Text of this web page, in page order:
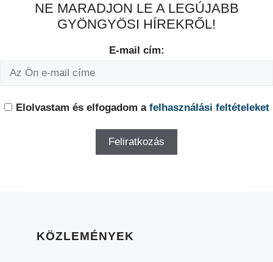
NE MARADJON LE A LEGÚJABB
GYÖNGYÖSI HÍREKRŐL!
E-mail cím:
Elolvastam és elfogadom a felhasználási feltételeket
KÖZLEMÉNYEK